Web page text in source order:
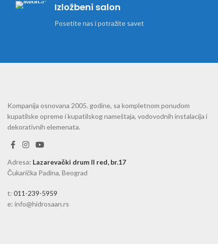
Izložbeni salon
Posetite nas i potražite savet
Kompanija osnovana 2005. godine, sa kompletnom ponudom
kupatilske opreme i kupatilskog nameštaja, vodovodnih instalacija i
dekorativnih elemenata.
Adresa: Lazarevački drum II red, br.17
Čukarička Padina, Beograd
t: 011-239-5959
e: info@hidrosaan.rs